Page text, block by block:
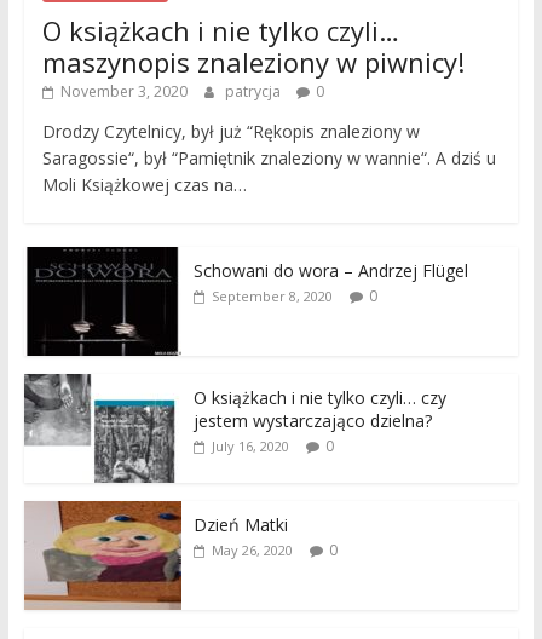
O książkach i nie tylko czyli…
maszynopis znaleziony w piwnicy!
November 3, 2020 patrycja 0
Drodzy Czytelnicy, był już “Rękopis znaleziony w
Saragossie“, był “Pamiętnik znaleziony w wannie“. A dziś u
Moli Książkowej czas na…
Schowani do wora – Andrzej Flügel
September 8, 2020 0
O książkach i nie tylko czyli… czy
jestem wystarczająco dzielna?
July 16, 2020 0
Dzień Matki
May 26, 2020 0